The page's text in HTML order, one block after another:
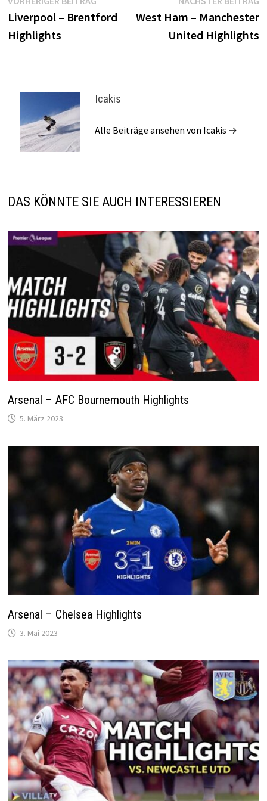
Beitrag:
Liverpool – Brentford
Highlights
West Ham – Manchester
United Highlights
Icakis
Alle Beiträge ansehen von Icakis →
DAS KÖNNTE SIE AUCH INTERESSIEREN
Arsenal – AFC Bournemouth Highlights
5. März 2023
Arsenal – Chelsea Highlights
3. Mai 2023